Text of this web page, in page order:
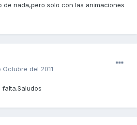
de nada,pero solo con las animaciones
Octubre del 2011